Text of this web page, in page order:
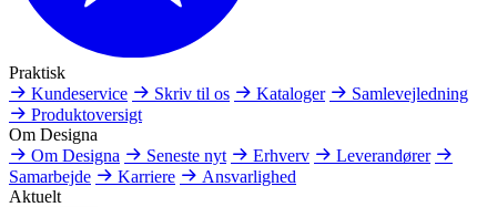
Praktisk
Kundeservice
Skriv til os Kataloger
Samlevejledning
Produktoversigt
Om Designa
Om Designa
Seneste nyt Erhverv
Leverandører
Samarbejde
Karriere
Ansvarlighed
Aktuelt